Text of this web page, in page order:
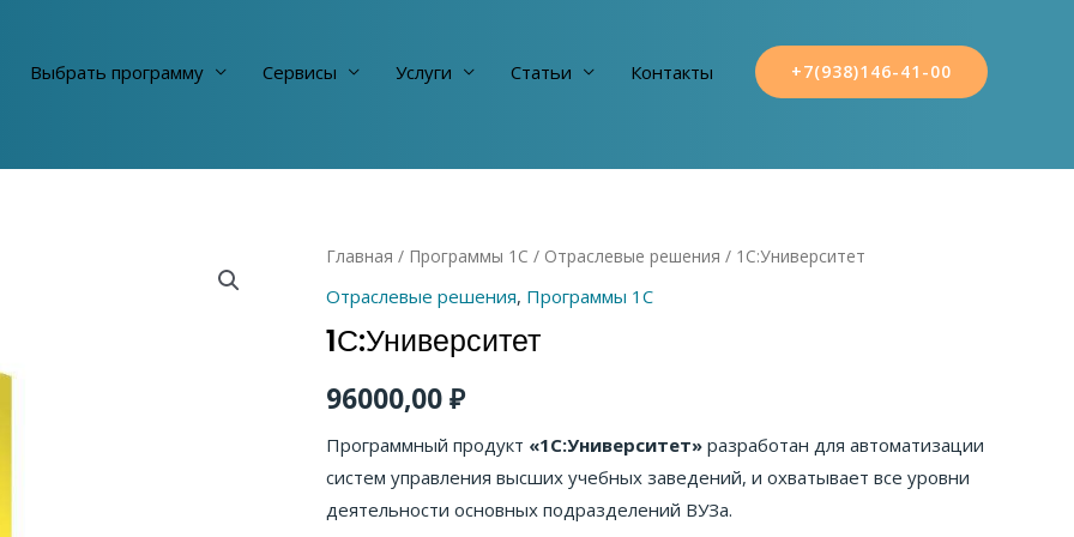
Выбрать программу Сервисы Услуги Cтатьи Контакты +7(938)146-41-00
Главная / Программы 1С / Отраслевые решения / 1С:Университет
Отраслевые решения, Программы 1С
1С:Университет
96000,00₽
Программный продукт «1С:Университет» разработан для автоматизации
систем управления высших учебных заведений, и охватывает все уровни
деятельности основных подразделений ВУЗа.